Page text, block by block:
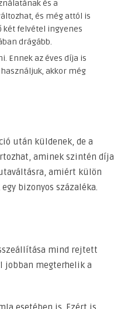
és a
és még attól is
két felvétel ingyenes
drágább.
Ennek az éves díja is
akkor még
után küldenek, de a
aminek szintén díja
amiért külön
bizonyos százaléka.
mind rejtett
jobban megterhelik a